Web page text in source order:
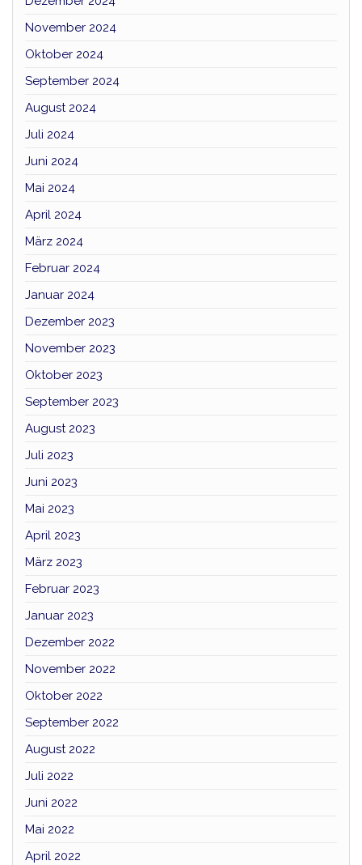
November 2024
Oktober 2024
September 2024
August 2024
Juli 2024
Juni 2024
Mai 2024
April 2024
März 2024
Februar 2024
Januar 2024
Dezember 2023
November 2023
Oktober 2023
September 2023
August 2023
Juli 2023
Juni 2023
Mai 2023
April 2023
März 2023
Februar 2023
Januar 2023
Dezember 2022
November 2022
Oktober 2022
September 2022
August 2022
Juli 2022
Juni 2022
Mai 2022
April 2022